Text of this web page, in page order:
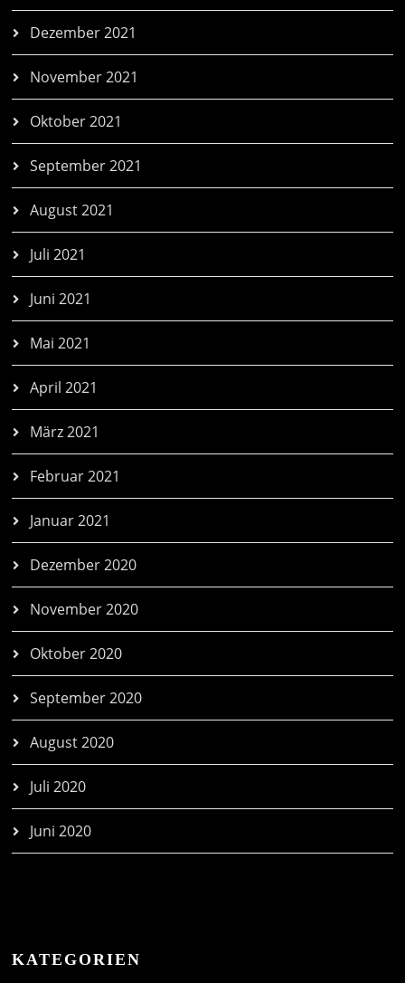
Dezember 2021
November 2021
Oktober 2021
September 2021
August 2021
Juli 2021
Juni 2021
Mai 2021
April 2021
März 2021
Februar 2021
Januar 2021
Dezember 2020
November 2020
Oktober 2020
September 2020
August 2020
Juli 2020
Juni 2020
KATEGORIEN